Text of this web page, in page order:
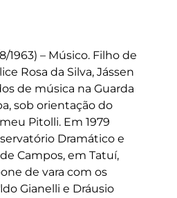
1963) – Músico. Filho de
Rosa da Silva, Jássen
de música na Guarda
sob orientação do
Pitolli. Em 1979
Dramático e
Campos, em Tatuí,
de vara com os
Gianelli e Dráusio